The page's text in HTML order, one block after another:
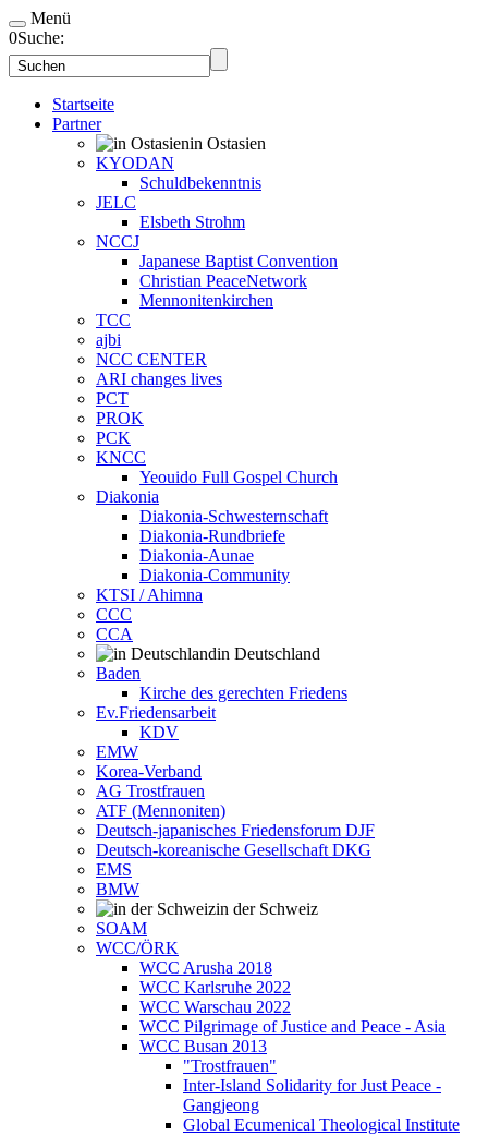
Menü
0Suche:
Startseite
Partner
in Ostasien
KYODAN
Schuldbekenntnis
JELC
Elsbeth Strohm
NCCJ
Japanese Baptist Convention
Christian PeaceNetwork
Mennonitenkirchen
TCC
ajbi
NCC CENTER
ARI changes lives
PCT
PROK
PCK
KNCC
Yeouido Full Gospel Church
Diakonia
Diakonia-Schwesternschaft
Diakonia-Rundbriefe
Diakonia-Aunae
Diakonia-Community
KTSI / Ahimna
CCC
CCA
in Deutschland
Baden
Kirche des gerechten Friedens
Ev.Friedensarbeit
KDV
EMW
Korea-Verband
AG Trostfrauen
ATF (Mennoniten)
Deutsch-japanisches Friedensforum DJF
Deutsch-koreanische Gesellschaft DKG
EMS
BMW
in der Schweiz
SOAM
WCC/ÖRK
WCC Arusha 2018
WCC Karlsruhe 2022
WCC Warschau 2022
WCC Pilgrimage of Justice and Peace - Asia
WCC Busan 2013
"Trostfrauen"
Inter-Island Solidarity for Just Peace -
Gangjeong
Global Ecumenical Theological Institute